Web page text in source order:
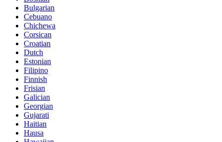
Bulgarian
Cebuano
Chichewa
Corsican
Croatian
Dutch
Estonian
Filipino
Finnish
Frisian
Galician
Georgian
Gujarati
Haitian
Hausa